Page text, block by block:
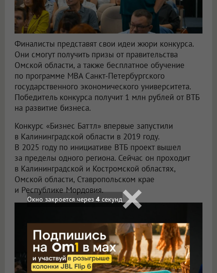
Финалисты представят свои идеи жюри конкурса.
Они смогут получить призы от правительства
Омской области, а также бесплатное обучение
по программе MBA Санкт-Петербургского
государственного экономического университета.
Победитель конкурса получит 1 млн рублей от ВТБ
на развитие бизнеса.
Конкурс «Бизнес Баттл» впервые запустили
в Калининградской области в 2019 году.
В 2025 году по инициативе ВТБ проект вышел
за пределы одного региона. Сейчас он проходит
в Калининградской и Костромской областях,
Омской области, Ставропольском крае
и Республике Мордовия.
Окно закроется через 3 секунд